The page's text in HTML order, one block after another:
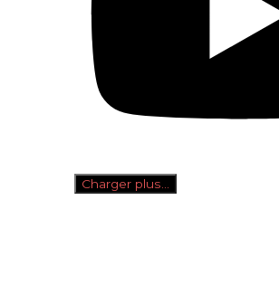
Charger plus…